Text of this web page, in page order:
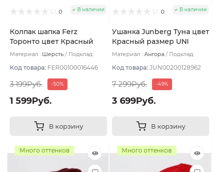
0 В наличии
Колпак шапка Ferz
Торонто цвет Красный
Материал : Шерсть
Подклад:
Код товара: FER00100016446
3 199Руб. -50%
1 599Руб.
В корзину
0 В наличии
Ушанка Junberg Туна цвет
Красный размер UNI
Материал : Ангора
Подклад:
Код товара: JUN00200128962
7 299Руб. -49%
3 699Руб.
В корзину
Много оттенков Много оттенков